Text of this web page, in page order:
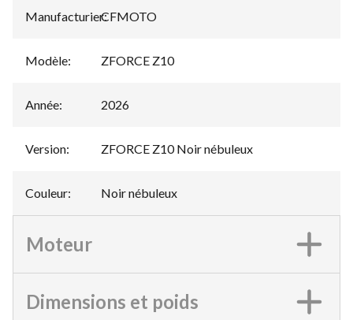
Manufacturier:
CFMOTO
Modèle: ZFORCE Z10
Année: 2026
Version: ZFORCE Z10 Noir nébuleux
Couleur: Noir nébuleux
Moteur
Dimensions et poids